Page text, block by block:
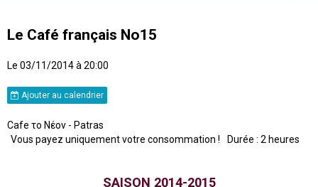
Le Café français No15
Le 03/11/2014à 20:00
Ajouter au calendrier
Cafe το Νέον - Patras
Vous payez uniquement votre consommation !
Durée : 2 heures
SAISON 2014-2015